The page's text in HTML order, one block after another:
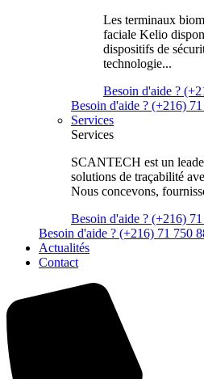
Les terminaux
faciale Kelio
dispositifs de
technologie...
Besoin d'aide ?
Besoin d'aide ? (+216)
Services
Services
SCANTECH est un
solutions de traçabilité
Nous concevons,
Besoin d'aide ? (+216)
Besoin d'aide ? (+216) 71 750
Actualités
Contact